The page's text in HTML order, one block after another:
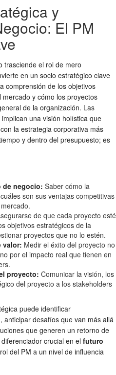
y
El PM
trasciende el rol de mero
en un socio estratégico clave
comprensión de los objetivos
y cómo los proyectos
de la organización. Las
una visión holística que
la estrategia corporativa más
y dentro del presupuesto; es
de negocio: Saber cómo la
son sus ventajas competitivas
de que cada proyecto esté
objetivos estratégicos de la
proyectos que no lo estén.
valor: Medir el éxito del proyecto no
por el impacto real que tienen en
proyecto: Comunicar la visión, los
del proyecto a los stakeholders
puede identificar
anticipar desafíos que van más allá
que generen un retorno de
crucial en el futuro
del PM a un nivel de influencia